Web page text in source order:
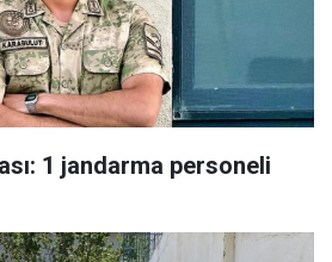
1 jandarma personeli